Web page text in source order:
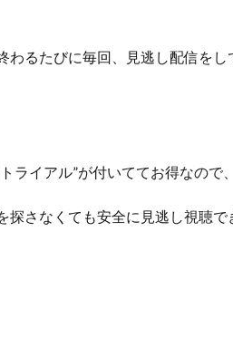
わるたびに毎回、見逃し配信をし
ライアル”が付いててお得なので、
さなくても安全に見逃し視聴で